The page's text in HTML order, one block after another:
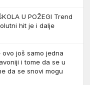
U POŽEGI Trend
hit je i dalje
ovo još samo jedna
i tome da se u
da se snovi mogu